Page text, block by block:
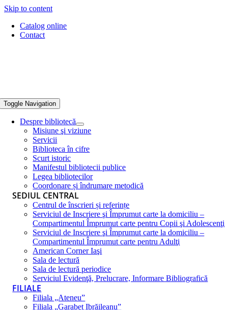
Skip to content
Catalog online
Contact
Toggle Navigation
Despre bibliotecă
Misiune şi viziune
Servicii
Biblioteca în cifre
Scurt istoric
Manifestul bibliotecii publice
Legea bibliotecilor
Coordonare și îndrumare metodică
SEDIUL CENTRAL
Centrul de înscrieri și referințe
Serviciul de Inscriere şi Împrumut carte la domiciliu –
Compartimentul Împrumut carte pentru Copii şi Adolescenţi
Serviciul de Inscriere şi Împrumut carte la domiciliu –
Compartimentul Împrumut carte pentru Adulţi
American Corner Iaşi
Sala de lectură
Sala de lectură periodice
Serviciul Evidenţă, Prelucrare, Informare Bibliografică
FILIALE
Filiala „Ateneu”
Filiala „Garabet Ibrăileanu”